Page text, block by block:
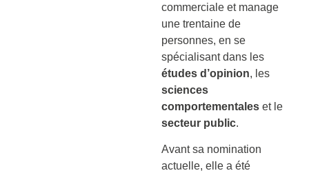
commerciale et manage
une trentaine de
personnes, en se
spécialisant dans les
études d’opinion, les
sciences
comportementales et le
secteur public.
Avant sa nomination
actuelle, elle a été